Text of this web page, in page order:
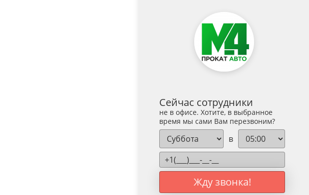
Сейчас сотрудники
не в офисе. Хотите, в выбранное
время мы сами Вам перезвоним?
в
Жду звонка!